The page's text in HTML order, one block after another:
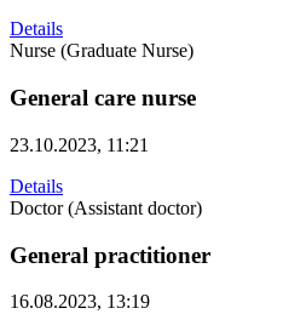
Details
Nurse (Graduate Nurse)
General care nurse
23.10.2023, 11:21
Details
Doctor (Assistant doctor)
General practitioner
16.08.2023, 13:19